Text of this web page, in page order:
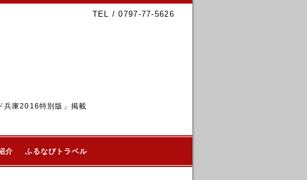
TEL / 0797-77-5626
兵庫2016特別版」掲載
介 ふるなびトラベル